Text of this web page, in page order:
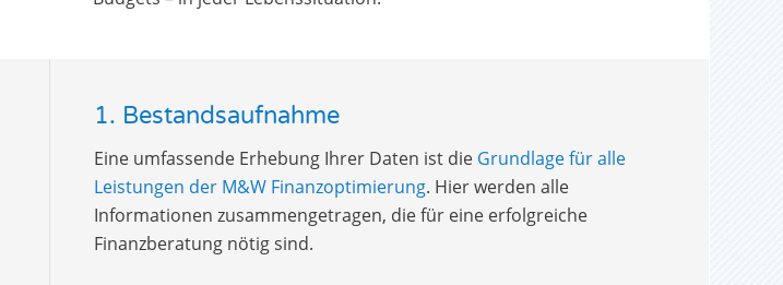
1. Bestandsaufnahme
Eine umfassende Erhebung Ihrer Daten ist die Grundlage für alle
Leistungen der M&W Finanzoptimierung. Hier werden alle
Informationen zusammengetragen, die für eine erfolgreiche
Finanzberatung nötig sind.